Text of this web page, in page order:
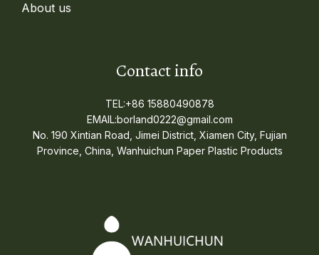
About us
Contact info
TEL:+86 15880490878
EMAIL:borland0222@gmail.com
No. 190 Xintian Road, Jimei District, Xiamen City, Fujian
Province, China, Wanhuichun Paper Plastic Products